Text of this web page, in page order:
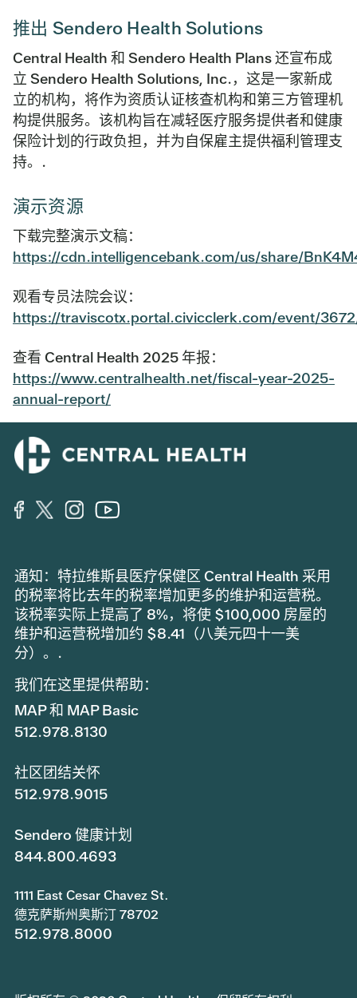
推出 Sendero Health Solutions
Central Health 和 Sendero Health Plans 还宣布成
立 Sendero Health Solutions, Inc.，这是一家新成
立的机构，将作为资质认证核查机构和第三方管理机
构提供服务。该机构旨在减轻医疗服务提供者和健康
保险计划的行政负担，并为自保雇主提供福利管理支
持。.
演示资源
下载完整演示文稿：
https://cdn.intelligencebank.com/us/share/
观看专员法院会议：
https://traviscotx.portal.civicclerk.com/event/
查看 Central Health 2025 年报：
https://www.centralhealth.net/fiscal-year-2025-
annual-report/
通知：特拉维斯县医疗保健区 Central Health 采用
的税率将比去年的税率增加更多的维护和运营税。
该税率实际上提高了 8%，将使 $100,000 房屋的
维护和运营税增加约 $8.41（八美元四十一美
分）。.
我们在这里提供帮助：
MAP 和 MAP Basic
512.978.8130
社区团结关怀
512.978.9015
Sendero 健康计划
844.800.4693
1111 East Cesar Chavez St.
德克萨斯州奥斯汀 78702
512.978.8000